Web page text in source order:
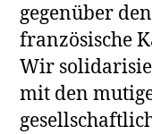
gegenüber
französische
Wir
mit den